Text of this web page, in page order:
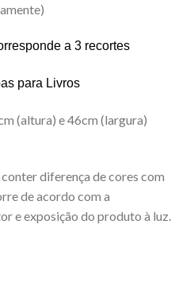
a 3 recortes
para Livros
(altura) e 46cm (largura)
diferença de cores com
de acordo com a
e exposição do produto à luz.